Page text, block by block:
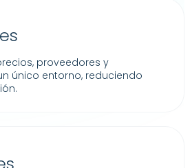
proveedores y
único entorno, reduciendo